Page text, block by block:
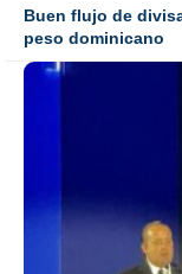
Buen flujo de
peso dominicano